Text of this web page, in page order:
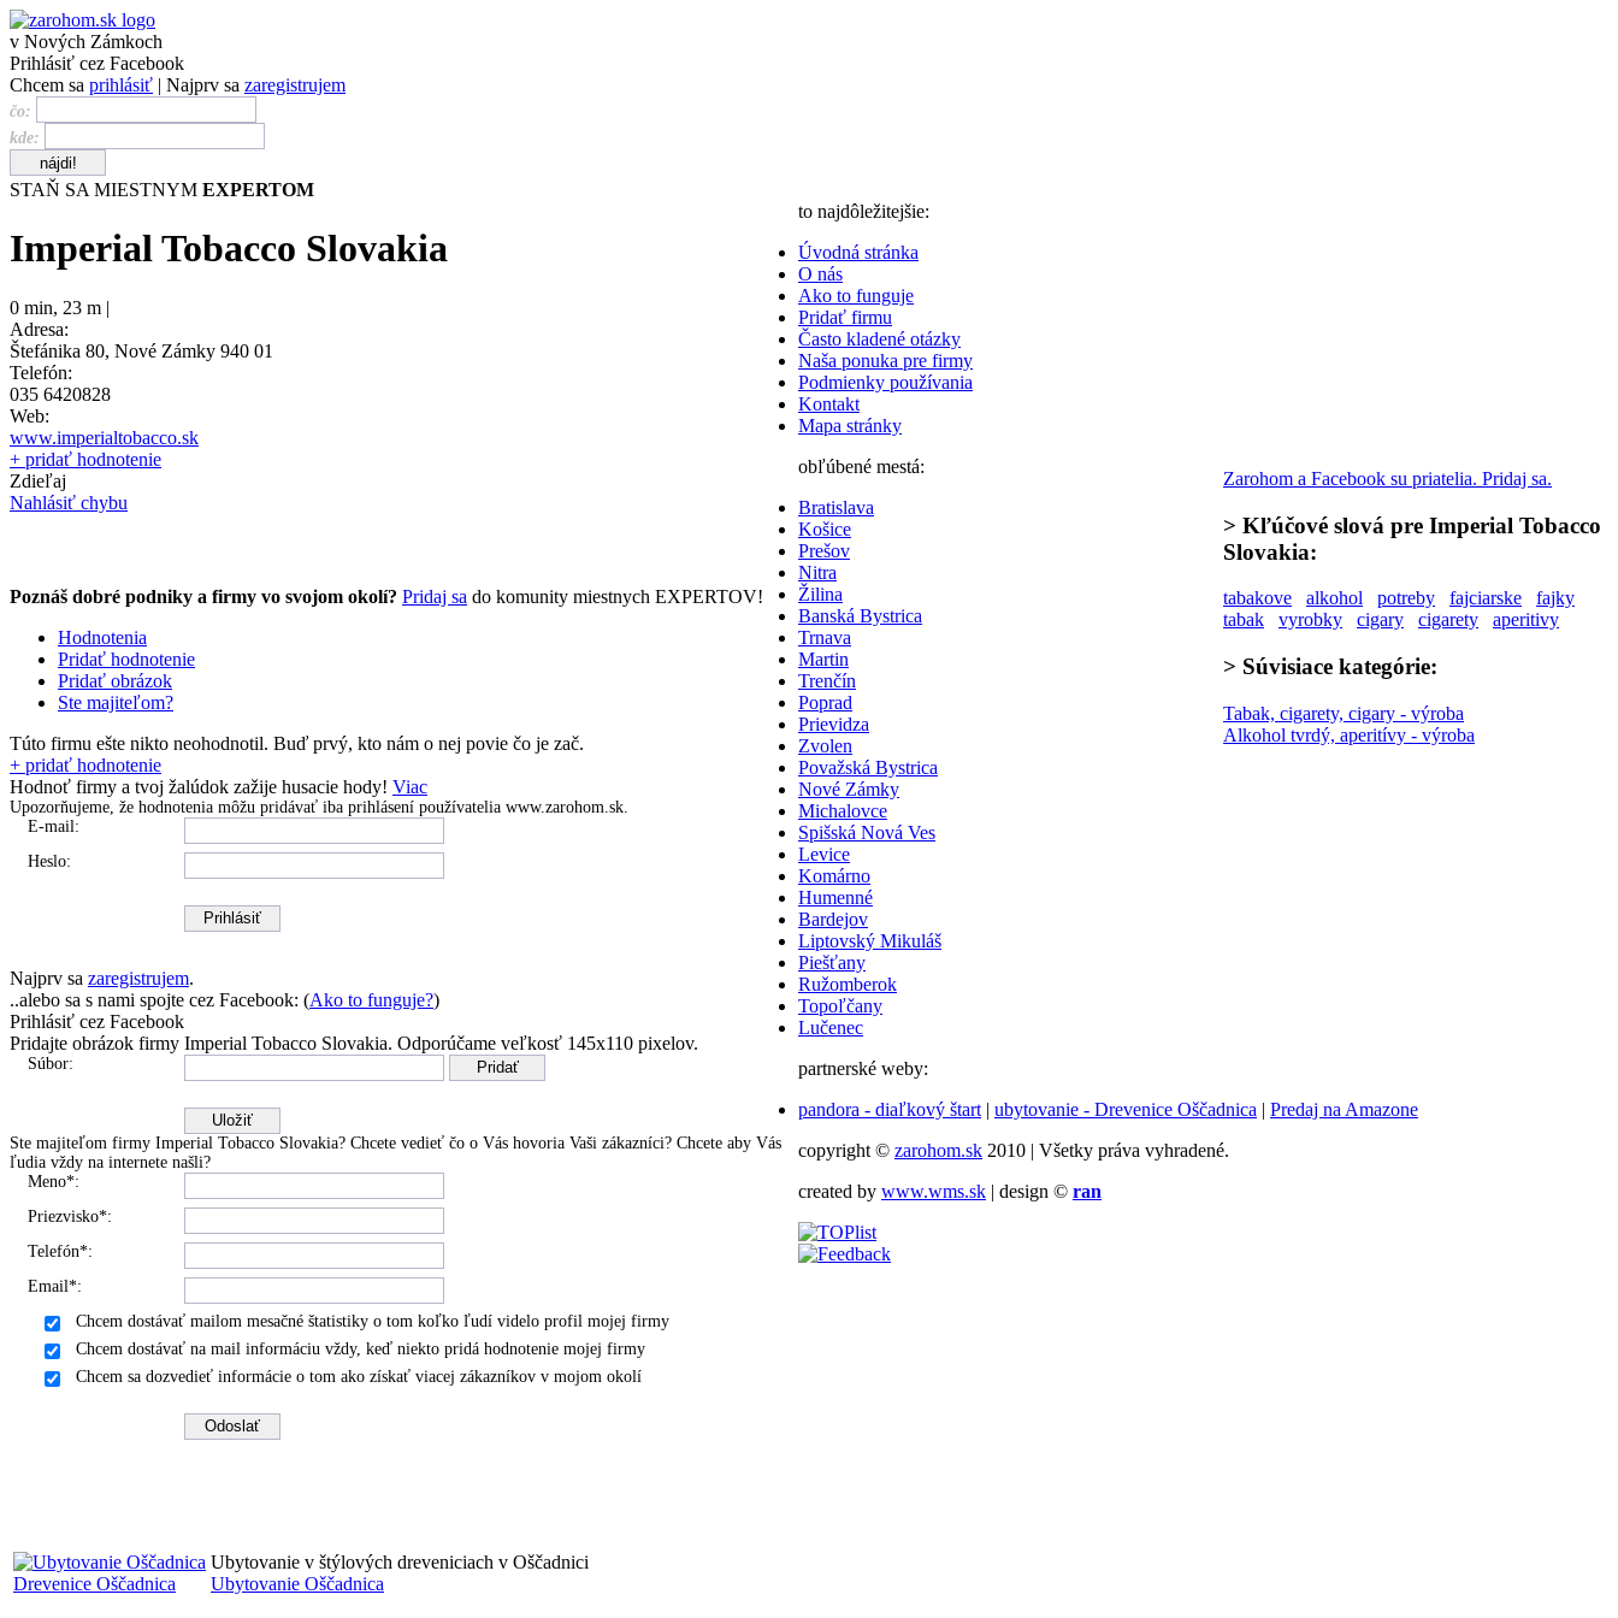
v Nových Zámkoch
Prihlásiť cez Facebook
Chcem sa prihlásiť | Najprv sa zaregistrujem
čo:
kde:
STAŇ SA MIESTNYM EXPERTOM
Imperial Tobacco Slovakia
0 min, 23 m |
Adresa:
Štefánika 80, Nové Zámky 940 01
Telefón:
035 6420828
Web:
www.imperialtobacco.sk
+ pridať hodnotenie
Zdieľaj
Nahlásiť chybu
Poznáš dobré podniky a firmy vo svojom okolí? Pridaj sa do komunity miestnych EXPERTOV!
Hodnotenia
Pridať hodnotenie
Pridať obrázok
Ste majiteľom?
Túto firmu ešte nikto neohodnotil. Buď prvý, kto nám o nej povie čo je zač.
+ pridať hodnotenie
Hodnoť firmy a tvoj žalúdok zažije husacie hody! Viac
Upozorňujeme, že hodnotenia môžu pridávať iba prihlásení používatelia www.zarohom.sk.
E-mail:
Heslo:
Najprv sa zaregistrujem.
..alebo sa s nami spojte cez Facebook: (Ako to funguje?)
Prihlásiť cez Facebook
Pridajte obrázok firmy Imperial Tobacco Slovakia. Odporúčame veľkosť 145x110 pixelov.
Súbor:
Ste majiteľom firmy Imperial Tobacco Slovakia? Chcete vedieť čo o Vás hovoria Vaši zákazníci? Chcete aby Vás
ľudia vždy na internete našli?
Meno*:
Priezvisko*:
Telefón*:
Email*:
Chcem dostávať mailom mesačné štatistiky o tom koľko ľudí videlo profil mojej firmy
Chcem dostávať na mail informáciu vždy, keď niekto pridá hodnotenie mojej firmy
Chcem sa dozvedieť informácie o tom ako získať viacej zákazníkov v mojom okolí
Drevenice Oščadnica
Ubytovanie v štýlových dreveniciach v Oščadnici
Ubytovanie Oščadnica
Zarohom a Facebook su priatelia. Pridaj sa.
> Kľúčové slová pre Imperial Tobacco
Slovakia:
tabakove alkohol potreby fajciarske
fajky
tabak
vyrobky cigary cigarety aperitivy
> Súvisiace kategórie:
Tabak, cigarety, cigary - výroba
Alkohol tvrdý, aperitívy - výroba
to najdôležitejšie:
Úvodná stránka
O nás
Ako to funguje
Pridať firmu
Často kladené otázky
Naša ponuka pre firmy
Podmienky používania
Kontakt
Mapa stránky
obľúbené mestá:
Bratislava
Košice
Prešov
Nitra
Žilina
Banská Bystrica
Trnava
Martin
Trenčín
Poprad
Prievidza
Zvolen
Považská Bystrica
Nové Zámky
Michalovce
Spišská Nová Ves
Levice
Komárno
Humenné
Bardejov
Liptovský Mikuláš
Piešťany
Ružomberok
Topoľčany
Lučenec
partnerské weby:
pandora - diaľkový štart | ubytovanie - Drevenice Oščadnica | Predaj na Amazone
copyright © zarohom.sk 2010 | Všetky práva vyhradené.
created by www.wms.sk | design © ran